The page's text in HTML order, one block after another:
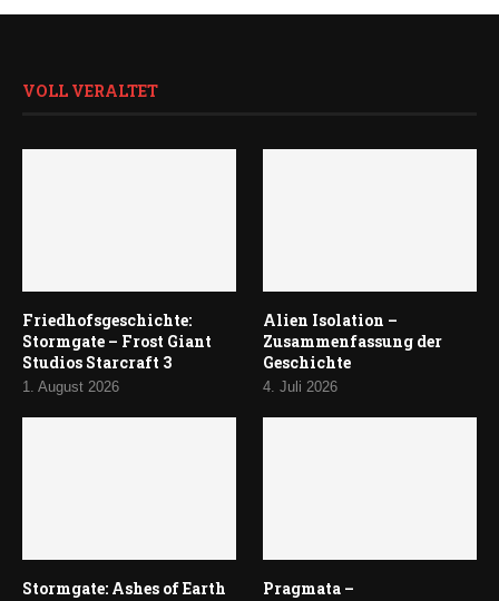
VOLL VERALTET
Friedhofsgeschichte:
Stormgate – Frost Giant
Studios Starcraft 3
1. August 2026
Alien Isolation –
Zusammenfassung der
Geschichte
4. Juli 2026
Stormgate: Ashes of Earth
Pragmata –